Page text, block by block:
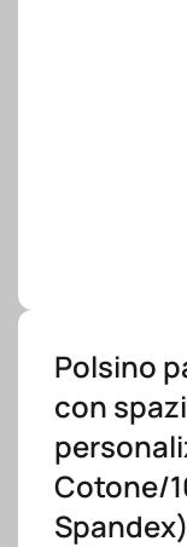
Polsino
con
Cotone/
Spandex)